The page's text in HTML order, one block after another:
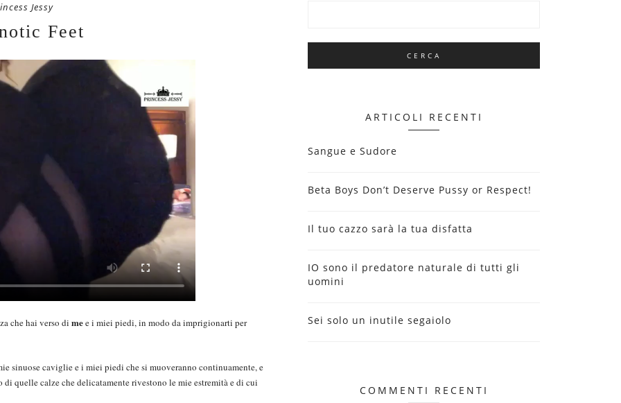
Jessy
Feet
che hai verso di mee i miei piedi, in modo da imprigionarti per
sinuose caviglie e i miei piedi che si muoveranno continuamente, e
quelle calze che delicatamente rivestono le mie estremità e di cui
ARTICOLI RECENTI
Sangue e Sudore
Beta Boys Don’t Deserve Pussy or Respect!
Il tuo cazzo sarà la tua disfatta
IO sono il predatore naturale di tutti gli
uomini
Sei solo un inutile segaiolo
COMMENTI RECENTI